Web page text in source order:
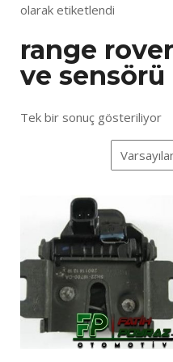
olarak etiketlendi
range
ve sensörü
Tek bir sonuç gösteriliyor